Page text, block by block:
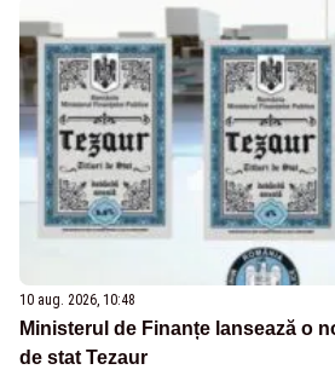
10 aug. 2026, 10:48
Ministerul de Finanțe lansează o
de stat Tezaur